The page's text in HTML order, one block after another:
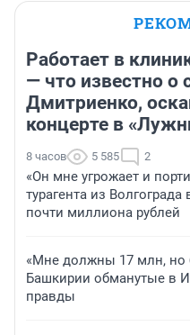
Работает в
— что известно о
Дмитриенко,
концерте в
8 часов 5 585 2
«Он мне угрожает и
турагента из
почти миллиона рублей
«Мне должны 17 млн, но
Башкирии обманутые в
правды